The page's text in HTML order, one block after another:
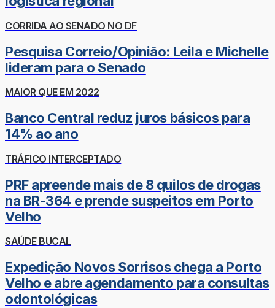
CORRIDA AO SENADO NO DF
Pesquisa Correio/Opinião: Leila e Michelle
lideram para o Senado
MAIOR QUE EM 2022
Banco Central reduz juros básicos para
14% ao ano
TRÁFICO INTERCEPTADO
PRF apreende mais de 8 quilos de drogas
na BR-364 e prende suspeitos em Porto
Velho
SAÚDE BUCAL
Expedição Novos Sorrisos chega a Porto
Velho e abre agendamento para consultas
odontológicas